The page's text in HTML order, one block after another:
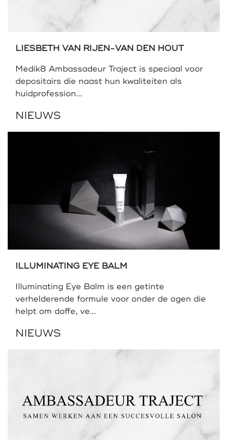
LIESBETH VAN RIJEN-VAN DEN HOUT
Medik8 Ambassadeur Traject is speciaal voor
depositairs die naast hun kwaliteiten als
huidprofession...
NIEUWS
ILLUMINATING EYE BALM
Illuminating Eye Balm is een getinte
verhelderende formule voor onder de ogen die
helpt om doffe, ve...
NIEUWS